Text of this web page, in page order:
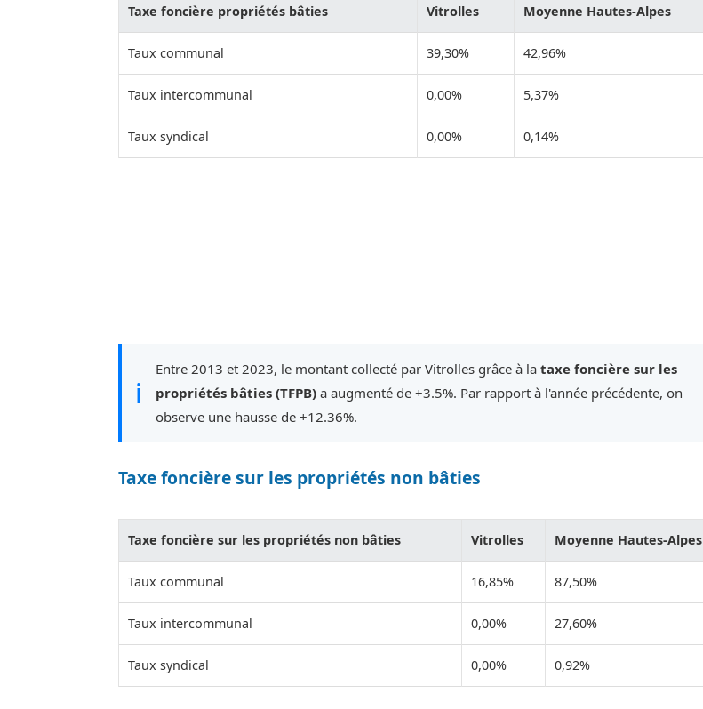
Taxe foncière propriétés bâties Vitrolles Moyenne Hautes-Alpes
Taux communal 39,30% 42,96%
Taux intercommunal 0,00% 5,37%
Taux syndical 0,00% 0,14%
ℹ
Entre 2013 et 2023, le montant collecté par Vitrolles grâce à la taxe foncière sur les
propriétés bâties (TFPB) a augmenté de +3.5%. Par rapport à l'année précédente, on
observe une hausse de +12.36%.
Taxe foncière sur les propriétés non bâties
Taxe foncière sur les propriétés non bâties Vitrolles Moyenne Hautes-Alpes
Taux communal 16,85% 87,50%
Taux intercommunal 0,00% 27,60%
Taux syndical 0,00% 0,92%